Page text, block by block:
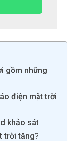
gồm những
điện mặt trời
khảo sát
trời tăng?